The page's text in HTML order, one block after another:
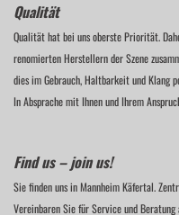
Qualität
Qualität hat bei uns oberste Priorität.
renomierten Herstellern der Szene
dies im Gebrauch, Haltbarkeit und Klang
In Absprache mit Ihnen und Ihrem
Find us – join us!
Sie finden uns in Mannheim Käfertal.
Vereinbaren Sie für Service und